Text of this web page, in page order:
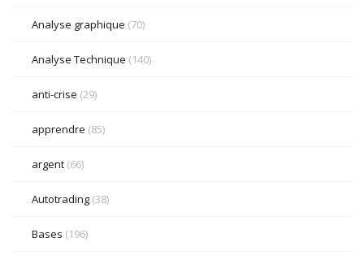
Analyse graphique (70)
Analyse Technique (140)
anti-crise (29)
apprendre (85)
argent (66)
Autotrading (38)
Bases (196)